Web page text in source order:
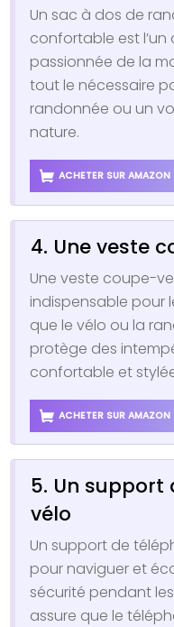
Un sac à dos de
confortable est l’un
passionnée de la
tout le nécessaire
randonnée ou un
nature.
ACHETER SUR AMAZON
4. Une veste
Une veste coupe-
indispensable pour
que le vélo ou la
protège des
confortable et
ACHETER SUR AMAZON
5. Un support
vélo
Un support de
pour naviguer et
sécurité pendant
assure que le